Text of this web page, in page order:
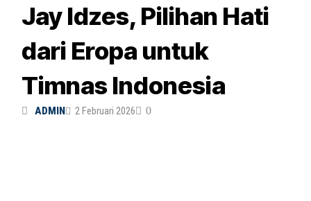
Jay Idzes, Pilihan Hati
dari Eropa untuk
Timnas Indonesia
ADMIN 2 Februari 2026 0